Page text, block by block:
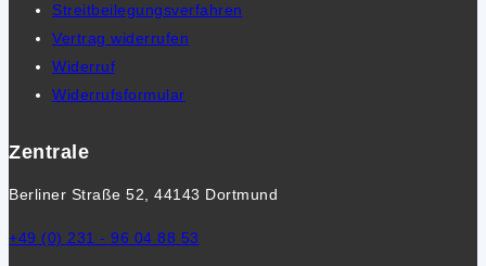
Streitbeilegungsverfahren
Vertrag widerrufen
Widerruf
Widerrufsformular
Zentrale
Berliner Straße 52, 44143 Dortmund
+49 (0) 231 - 96 04 88 53